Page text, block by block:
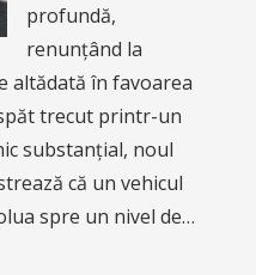
profundă,
renunțând la
altădată în favoarea
trecut printr-un
substanțial, noul
că un vehicul
spre un nivel de…